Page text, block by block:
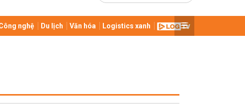
nghệ Du lịch Văn hóa Logistics xanh